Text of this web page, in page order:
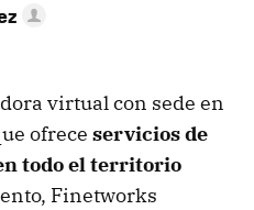
virtual con sede en
ofrece servicios de
todo el territorio
Finetworks